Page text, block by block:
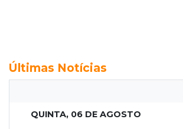
Últimas Notícias
QUINTA, 06 DE AGOSTO